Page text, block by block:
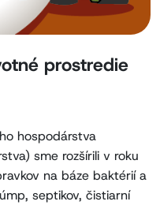
prostredie
hospodárstva
sme rozšírili v roku
na báze baktérií a
septikov, čistiarní